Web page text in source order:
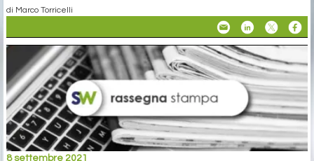
di Marco Torricelli
8 settembre 2021